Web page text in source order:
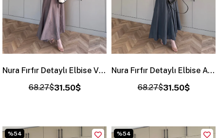
Nura Fırfır Detaylı Elbise Vizon (4481)
31.50$
68.27$
Nura Fırfır Detaylı Elbise Antrasit (4481)
31.50$
68.27$
%54 %54